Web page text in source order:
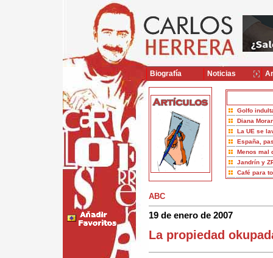
Golfo
Diana
La UE se
España,
Menos mal
Jandrín y
Café para
ABC
19 de enero de 2007
La propiedad
Biografía Noticias